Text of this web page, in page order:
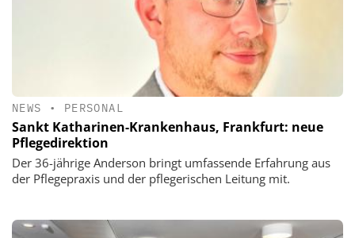
NEWS • PERSONAL
Sankt Katharinen-Krankenhaus, Frankfurt: neue
Pflegedirektion
Der 36-jährige Anderson bringt umfassende Erfahrung aus
der Pflegepraxis und der pflegerischen Leitung mit.